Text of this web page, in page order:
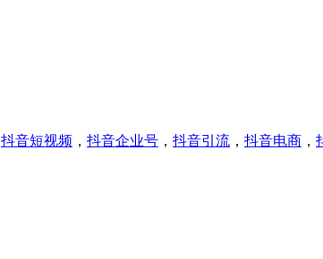
抖音短视频 ， 抖音企业号 ， 抖音引流 ， 抖音电商 ，